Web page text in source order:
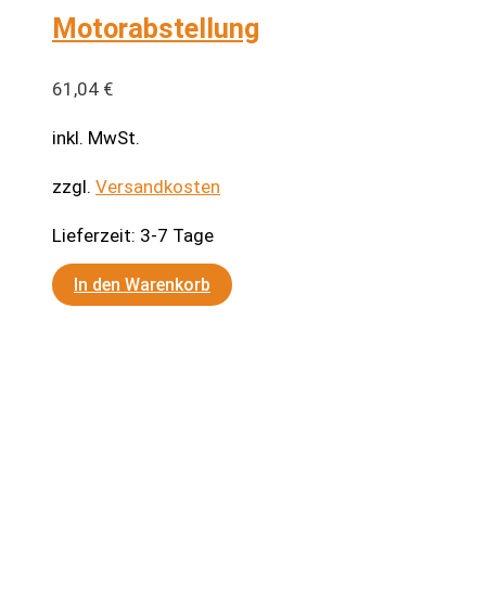
Motorabstellung
61,04 €
inkl. MwSt.
zzgl. Versandkosten
Lieferzeit: 3-7 Tage
In den Warenkorb